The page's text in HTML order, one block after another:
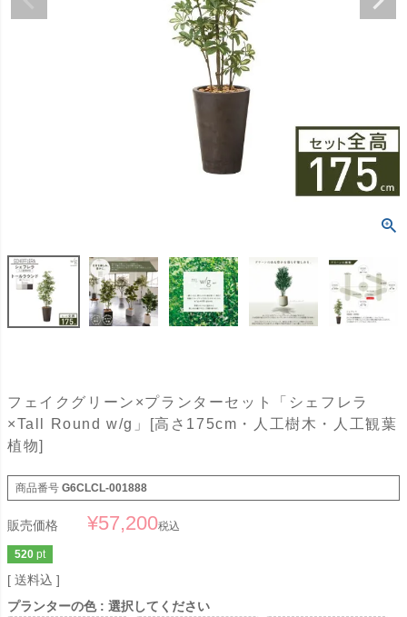
フェイクグリーン×プランターセット「シェフレラ
×Tall Round w/g」[高さ175cm・人工樹木・人工観葉
植物]
商品番号 G6CLCL-001888
販売価格 ¥57,200税込
520 pt
送料込
プランターの色
選択してください